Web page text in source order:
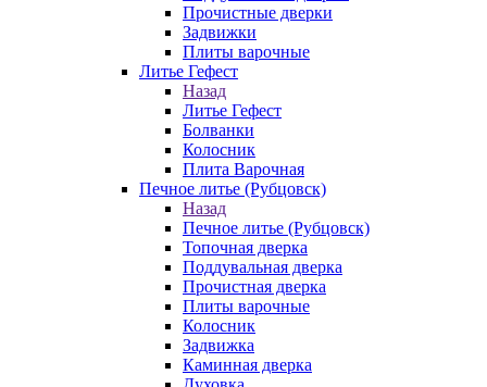
Прочистные дверки
Задвижки
Плиты варочные
Литье Гефест
Назад
Литье Гефест
Болванки
Колосник
Плита Варочная
Печное литье (Рубцовск)
Назад
Печное литье (Рубцовск)
Топочная дверка
Поддувальная дверка
Прочистная дверка
Плиты варочные
Колосник
Задвижка
Каминная дверка